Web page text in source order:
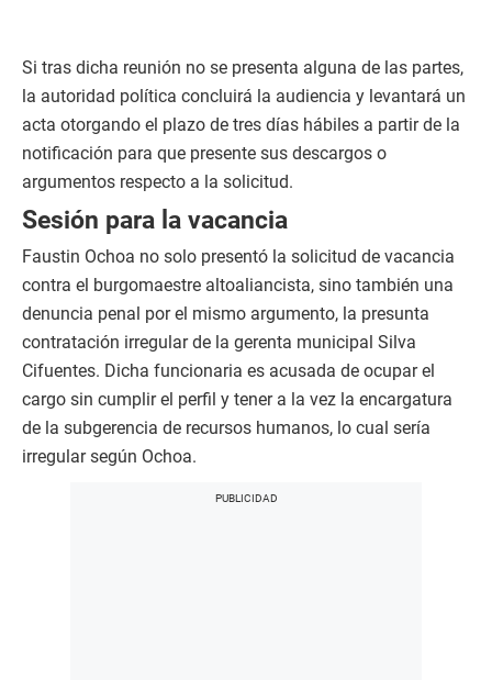
Si tras dicha reunión no se presenta alguna de las partes,
la autoridad política concluirá la audiencia y levantará un
acta otorgando el plazo de tres días hábiles a partir de la
notificación para que presente sus descargos o
argumentos respecto a la solicitud.
Sesión para la vacancia
Faustin Ochoa no solo presentó la solicitud de vacancia
contra el burgomaestre altoaliancista, sino también una
denuncia penal por el mismo argumento, la presunta
contratación irregular de la gerenta municipal Silva
Cifuentes. Dicha funcionaria es acusada de ocupar el
cargo sin cumplir el perfil y tener a la vez la encargatura
de la subgerencia de recursos humanos, lo cual sería
irregular según Ochoa.